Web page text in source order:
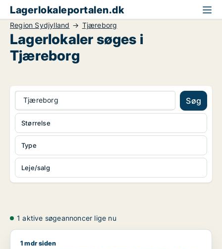
Lagerlokaleportalen.dk
Region Sydjylland Tjæreborg
Lagerlokaler søges i
Tjæreborg
Tjæreborg Søg
Type
Leje/salg
Størrelse
1 aktive søgeannoncer lige nu
Eyup søger kontor, lager, værksted, butik, klinik,
1 mdr siden